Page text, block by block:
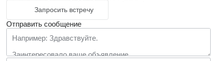
Запросить встречу
Отправить сообщение